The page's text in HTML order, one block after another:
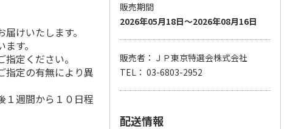
けいたします。
す。
定ください。
指定の有無により異
１週間から１０日程
販売期間
2026年05月18日～2026年08月16日
販売者：ＪＰ東京特選会株式会社
TEL： 03-6803-2952
配送情報